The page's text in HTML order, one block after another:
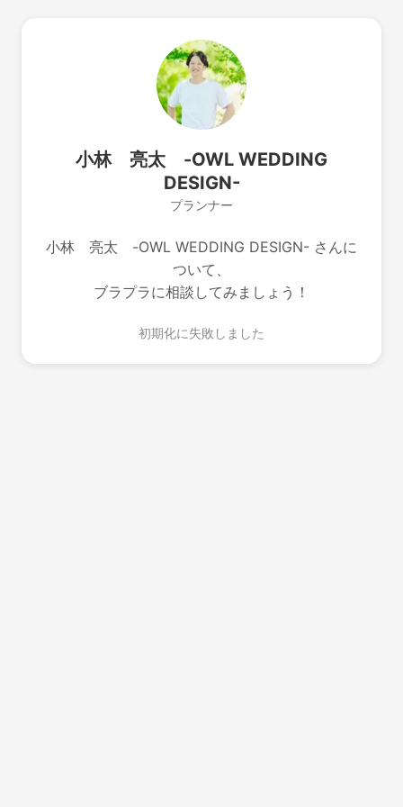
小林 亮太 -OWL WEDDING
DESIGN-
プランナー
小林 亮太 -OWL WEDDING DESIGN- さんに
ついて、
ブラプラに相談してみましょう！
初期化に失敗しました